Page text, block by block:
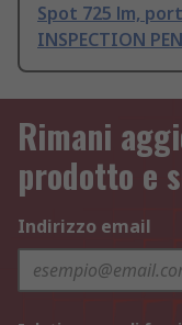
Spot 725 lm,
INSPECTION
Rimani
prodotto e
Indirizzo email